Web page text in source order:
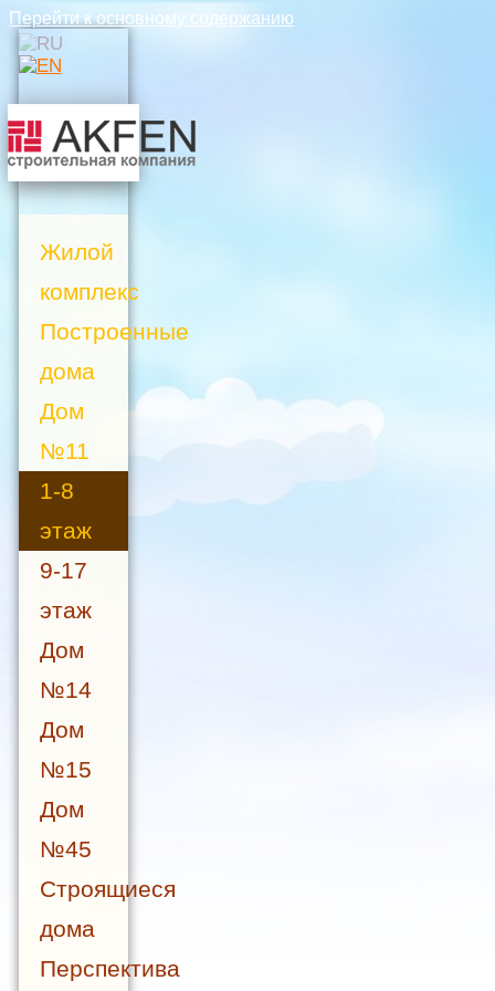
Перейти к основному содержанию
Жилой
комплекс
Построенные
дома
Дом
№11
1-8
этаж
9-17
этаж
Дом
№14
Дом
№15
Дом
№45
Строящиеся
дома
Перспектива